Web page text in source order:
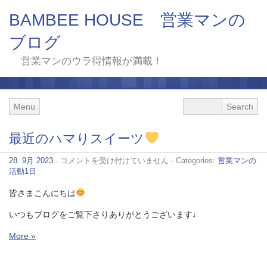
BAMBEE HOUSE 営業マンの
ブログ
営業マンのウラ得情報が満載！
Menu
最近のハマりスイーツ
28. 9月 2023 · 最
ハ
り
コメントを受け付けていません · Categories: 営業マンの
活動1日
皆さまこんにちは
いつもブログをご覧下さりありがとうございます♩
More »